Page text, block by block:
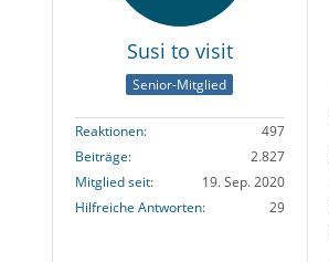
Susi to visit
Senior-Mitglied
Reaktionen
497
Beiträge
2.827
Mitglied seit
19. Sep. 2020
Hilfreiche Antworten
29